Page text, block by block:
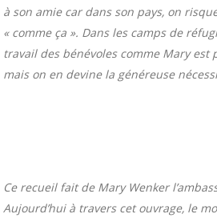
à son amie car dans son pays, on
« comme ça ». Dans les camps de
travail des bénévoles comme Mary est
mais on en devine la généreuse
Ce recueil fait de Mary Wenker
Aujourd’hui à travers cet ouvrage, le